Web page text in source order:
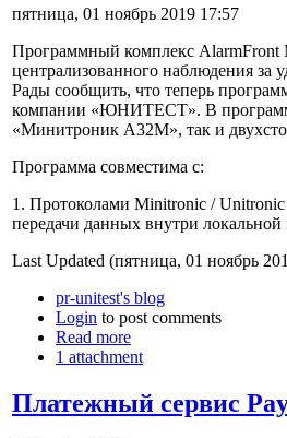
пятница, 01 ноябрь 2019 17:57
Программный комплекс AlarmFront
централизованного наблюдения
Рады сообщить, что теперь
компании «ЮНИТЕСТ». В программе
«Минитроник А32М», так и
Программа совместима с:
1. Протоколами Minitronic /
передачи данных внутри локальной
Last Updated (пятница, 01 ноябрь
pr-unitest's blog
Login to post comments
Read more
1 attachment
Платежный сервис